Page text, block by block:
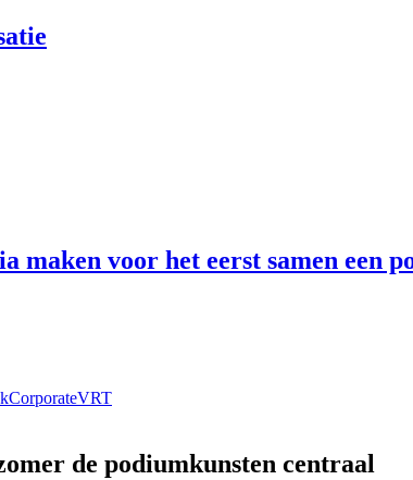
maken voor het eerst samen een
CorporateVRT
de podiumkunsten centraal